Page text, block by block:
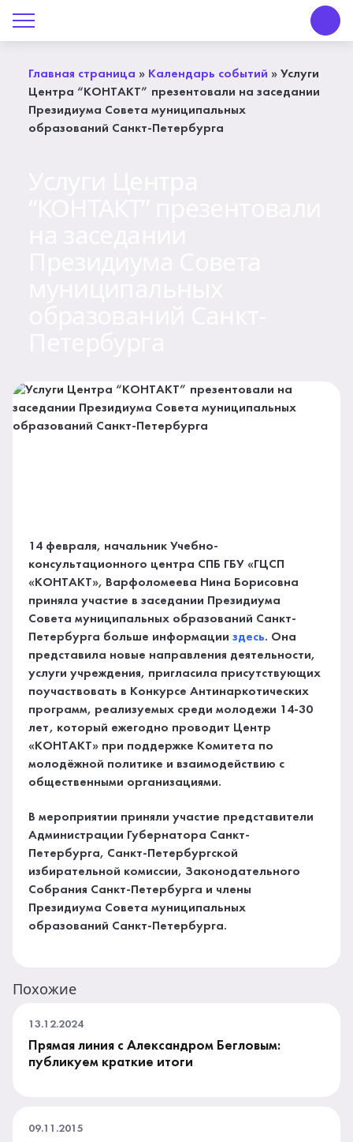
Главная страница » Календарь событий » Услуги
Центра “КОНТАКТ” презентовали на заседании
Президиума Совета муниципальных
образований Санкт-Петербурга
14 февраля, начальник Учебно-
консультационного центра СПБ ГБУ «ГЦСП
«КОНТАКТ», Варфоломеева Нина Борисовна
приняла участие в заседании Президиума
Совета муниципальных образований Санкт-
Петербурга больше информацииздесь. Она
представила новые направления деятельности,
услуги учреждения, пригласила присутствующих
поучаствовать в Конкурсе Антинаркотических
программ, реализуемых среди молодежи 14-30
лет, который ежегодно проводит Центр
«КОНТАКТ» при поддержке Комитета по
молодёжной политике и взаимодействию с
общественными организациями.
В мероприятии приняли участие представители
Администрации Губернатора Санкт-
Петербурга, Санкт-Петербургской
избирательной комиссии, Законодательного
Собрания Санкт-Петербурга и члены
Президиума Совета муниципальных
образований Санкт-Петербурга.
Похожие
13.12.2024
Прямая линия с Александром Бегловым:
публикуем краткие итоги
09.11.2015
О Центре «КОНТАКТ»
Профсоюз
История